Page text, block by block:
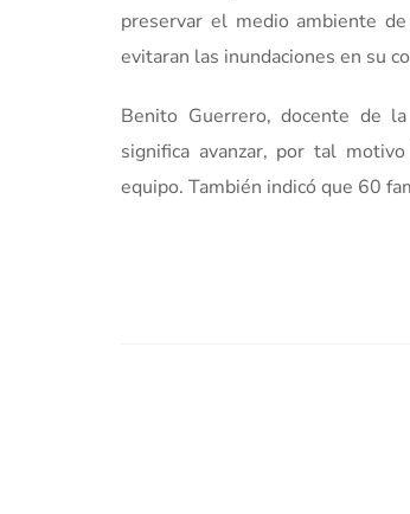
preservar el medio ambiente
evitaran las inundaciones en su
Benito Guerrero, docente de
significa avanzar, por tal
equipo. También indicó que 60